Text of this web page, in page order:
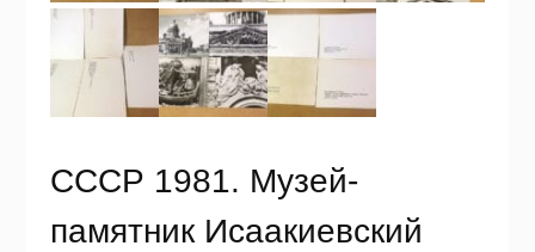
СССР 1981. Музей-
памятник Исаакиевский